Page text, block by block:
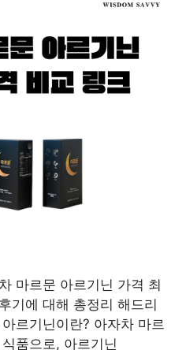
마르문 아르기닌 가격 최
기에 대해 총정리 해드리
르기닌이란? 아자차 마르
품으로, 아르기닌